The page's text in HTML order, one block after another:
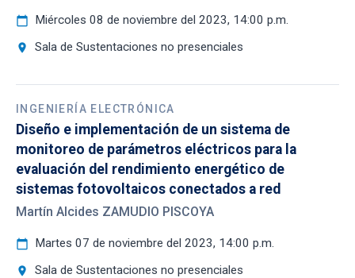
calendar_today Miércoles 08 de noviembre del 2023, 14:00 p.m.
location_on Sala de Sustentaciones no presenciales
INGENIERÍA ELECTRÓNICA
Diseño e implementación de un sistema de
monitoreo de parámetros eléctricos para la
evaluación del rendimiento energético de
sistemas fotovoltaicos conectados a red
Martín Alcides ZAMUDIO PISCOYA
calendar_today Martes 07 de noviembre del 2023, 14:00 p.m.
location_on Sala de Sustentaciones no presenciales